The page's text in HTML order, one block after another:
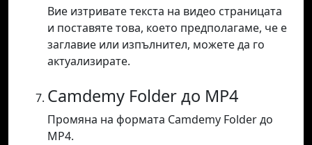
Вие изтривате текста на видео страницата
и поставяте това, което предполагаме, че е
заглавие или изпълнител, можете да го
актуализирате.
Camdemy Folder до MP4
Промяна на формата Camdemy Folder до
MP4.